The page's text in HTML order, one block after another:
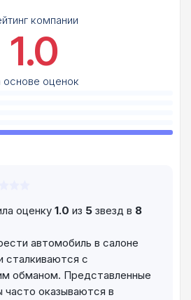
компании
1.0
основе оценок
оценку 1.0 из 5 звезд в 8
автомобиль в салоне
сталкиваются с
обманом. Представленные
часто оказываются в